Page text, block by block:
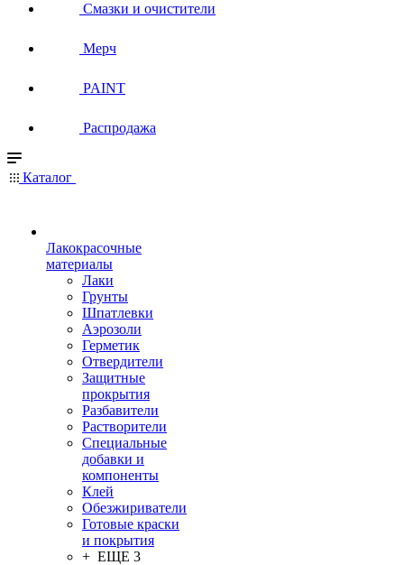
Смазки и очистители
Мерч
PAINT
Распродажа
Каталог
Лакокрасочные
материалы
Лаки
Грунты
Шпатлевки
Аэрозоли
Герметик
Отвердители
Защитные
прокрытия
Разбавители
Растворители
Специальные
добавки и
компоненты
Клей
Обезжириватели
Готовые краски
и покрытия
+ ЕЩЕ 3